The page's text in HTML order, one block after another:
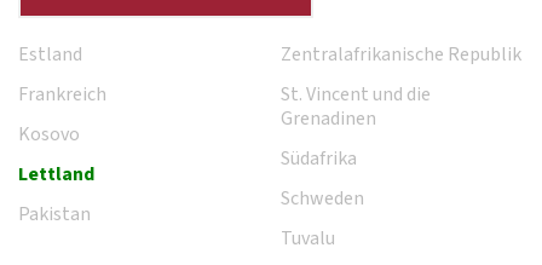
Estland
Frankreich
Kosovo
Lettland
Pakistan
Zentralafrikanische Republik
St. Vincent und die
Grenadinen
Südafrika
Schweden
Tuvalu